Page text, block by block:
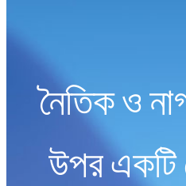
নৈতিক ও
উপর একটি